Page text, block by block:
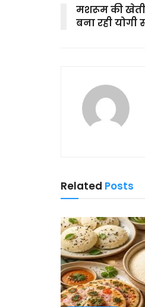
मशरूम की खेती
बना रही योगी
Related Posts